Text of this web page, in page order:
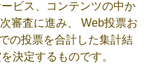
ビス、コンテンツの中か
審査に進み、 Web投票お
の投票を合計した集計結
決定するものです。